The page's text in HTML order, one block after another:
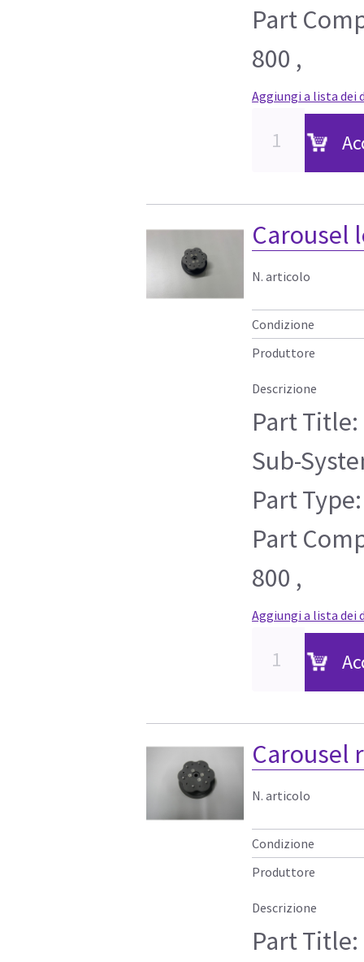
Part
800 ,
Aggiungi a lista dei
Carousel
N. articolo
Condizione
Produttore
Descrizione
Part
Sub-
Part
Part
800 ,
Aggiungi a lista dei
Carousel
N. articolo
Condizione
Produttore
Descrizione
Part